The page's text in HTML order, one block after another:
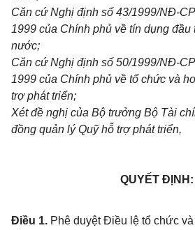
Căn cứ Nghị định số 43/1999/NĐ-
1999 của Chính phủ về tín dụng đầu
nước;
Căn cứ Nghị định số 50/1999/NĐ-
1999 của Chính phủ về tổ chức và
trợ phát triển;
Xét đề nghị của Bộ trưởng Bộ Tài
đồng quản lý Quỹ hỗ trợ phát triển,
QUYẾT ĐỊNH:
Điều 1. Phê duyệt Điều lệ tổ chức